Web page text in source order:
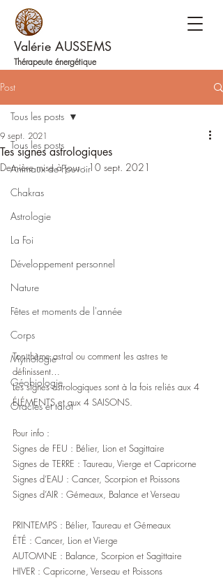
Valérie AUSSEMS
Thérapeute énergétique
Post
Tous les posts
Animaux de Pouvoir
Chakras
Astrologie
La Foi
Développement personnel
Nature
Fêtes et moments de l'année
Corps
Mythologie
Géobiologie
Oracles et tarot
Tous les posts
Tes signes astrologiques
9 sept. 2021
Dernière mise à jour :10 sept. 2021
Ton thème astral ou comment les astres te
définissent…
Les signes astrologiques sont à la fois reliés aux 4
ÉLÉMENTS et aux 4 SAISONS.
Pour info :
Signes de FEU : Bélier, Lion et Sagittaire
Signes de TERRE : Taureau, Vierge et Capricorne
Signes d’EAU : Cancer, Scorpion et Poissons
Signes d’AIR : Gémeaux, Balance et Verseau
PRINTEMPS : Bélier, Taureau et Gémeaux
ÉTÉ : Cancer, Lion et Vierge
AUTOMNE : Balance, Scorpion et Sagittaire
HIVER : Capricorne, Verseau et Poissons